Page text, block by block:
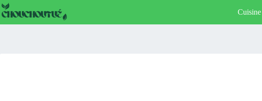
Passer
au
Cuisine